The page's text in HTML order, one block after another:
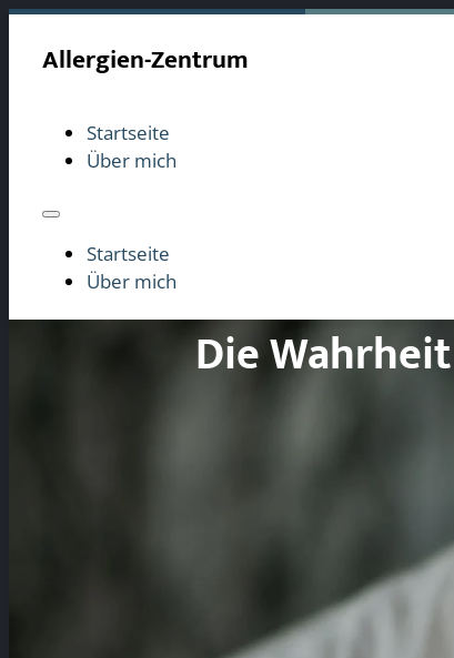
Allergien-Zentrum
Startseite
Über mich
Startseite
Über mich
Die